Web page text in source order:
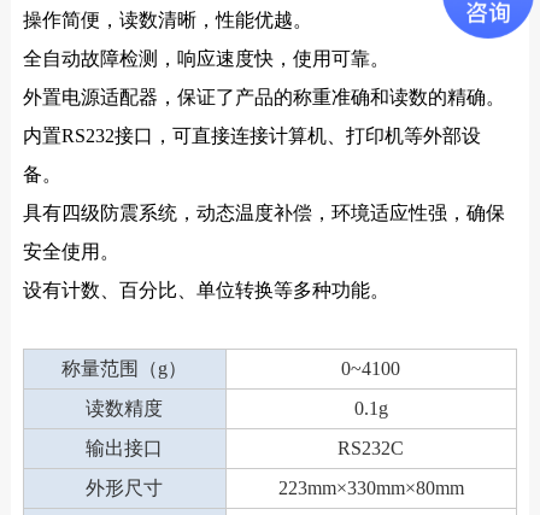
操作简便，读数清晰，性能优越。
全自动故障检测，响应速度快，使用可靠。
外置电源适配器，保证了产品的称重准确和读数的精确。
内置RS232接口，可直接连接计算机、打印机等外部设
备。
具有四级防震系统，动态温度补偿，环境适应性强，确保
安全使用。
设有计数、百分比、单位转换等多种功能。
称量范围（g）
0~4100
读数精度
0.1g
输出接口
RS232C
外形尺寸
223mm×330mm×80mm